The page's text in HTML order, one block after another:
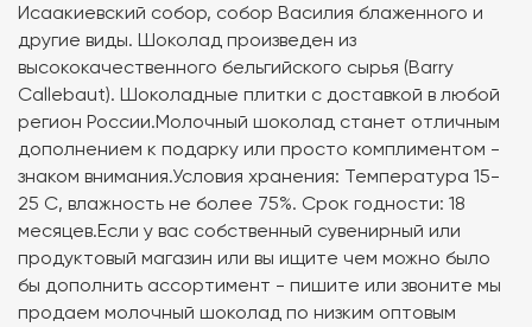
Исаакиевский собор, собор Василия блаженного и
другие виды. Шоколад произведен из
высококачественного бельгийского сырья (Barry
Callebaut). Шоколадные плитки с доставкой в любой
регион России.Молочный шоколад станет отличным
дополнением к подарку или просто комплиментом -
знаком внимания.Условия хранения: Температура 15-
25 C, влажность не более 75%. Срок годности: 18
месяцев.Если у вас собственный сувенирный или
продуктовый магазин или вы ищите чем можно было
бы дополнить ассортимент - пишите или звоните мы
продаем молочный шоколад по низким оптовым